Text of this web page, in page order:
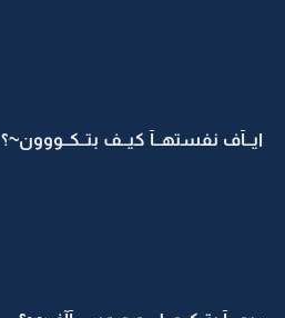
ايــآف نفستهــآ كيــف بتــكــووون~؟